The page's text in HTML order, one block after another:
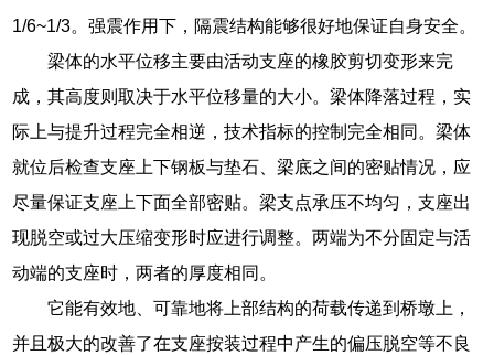
1/6~1/3。强震作用下，隔震结构能够很好地保证自身安全。
梁体的水平位移主要由活动支座的橡胶剪切变形来完
成，其高度则取决于水平位移量的大小。梁体降落过程，实
际上与提升过程完全相逆，技术指标的控制完全相同。梁体
就位后检查支座上下钢板与垫石、梁底之间的密贴情况，应
尽量保证支座上下面全部密贴。梁支点承压不均匀，支座出
现脱空或过大压缩变形时应进行调整。两端为不分固定与活
动端的支座时，两者的厚度相同。
它能有效地、可靠地将上部结构的荷载传递到桥墩上，
并且极大的改善了在支座按装过程中产生的偏压脱空等不良